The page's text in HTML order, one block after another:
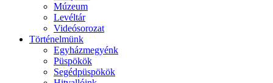
Múzeum
Levéltár
Videósorozat
Történelmünk
Egyházmegyénk
Püspökök
Segédpüspökök